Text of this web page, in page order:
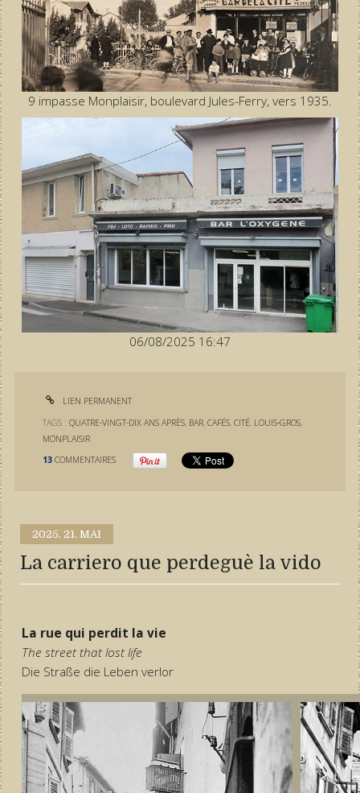
9 impasse Monplaisir, boulevard Jules-Ferry, vers 1935.
06/08/2025 16:47
LIEN PERMANENT
TAGS :QUATRE-VINGT-DIX ANS APRÈS, BAR,CAFÉS,CITÉ, LOUIS-GROS,
MONPLAISIR
13 COMMENTAIRES
2025. 21. MAI
La carriero que perdeguè la vido
La rue qui perdit la vie
The street that lost life
Die Straße die Leben verlor